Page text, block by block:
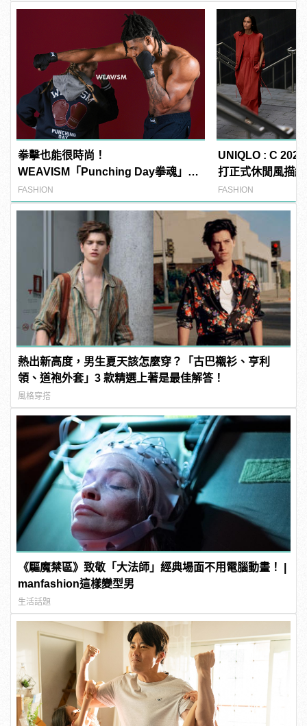
拳擊也能很時尚！
WEAVISM「Punching Day拳魂」系
列掌握潮流主導拳
FASHION
UNIQLO : C
打正式休閒風描
FASHION
熱出新高度，男生夏天該怎麼穿？「古巴襯衫、亨利
領、道袍外套」3 款精選上著是最佳解答！
風格穿搭
《驅魔禁區》致敬「大法師」經典場面不用電腦動畫！ |
manfashion這樣變型男
生活話題